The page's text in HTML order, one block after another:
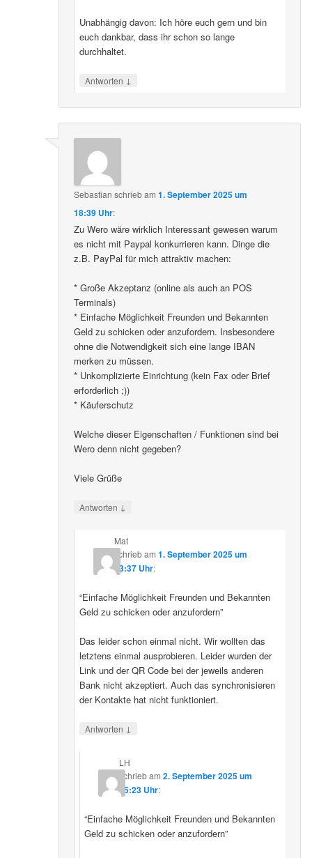
Unabhängig davon: Ich höre euch gern und bin
euch dankbar, dass ihr schon so lange
durchhaltet.
Antworten ↓
Sebastian schriebam1. September 2025 um
18:39 Uhr:
Zu Wero wäre wirklich Interessant gewesen warum
es nicht mit Paypal konkurrieren kann. Dinge die
z.B. PayPal für mich attraktiv machen:
* Große Akzeptanz (online als auch an POS
Terminals)
* Einfache Möglichkeit Freunden und Bekannten
Geld zu schicken oder anzufordern. Insbesondere
ohne die Notwendigkeit sich eine lange IBAN
merken zu müssen.
* Unkomplizierte Einrichtung (kein Fax oder Brief
erforderlich ;))
* Käuferschutz
Welche dieser Eigenschaften / Funktionen sind bei
Wero denn nicht gegeben?
Viele Grüße
Antworten ↓
Mat
schriebam 1. September 2025 um
23:37 Uhr:
“Einfache Möglichkeit Freunden und Bekannten
Geld zu schicken oder anzufordern”
Das leider schon einmal nicht. Wir wollten das
letztens einmal ausprobieren. Leider wurden der
Link und der QR Code bei der jeweils anderen
Bank nicht akzeptiert. Auch das synchronisieren
der Kontakte hat nicht funktioniert.
Antworten ↓
LH
schriebam2. September 2025 um
15:23 Uhr:
“Einfache Möglichkeit Freunden und Bekannten
Geld zu schicken oder anzufordern”